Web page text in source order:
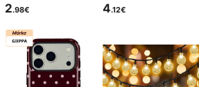
2.98€ 4.12€